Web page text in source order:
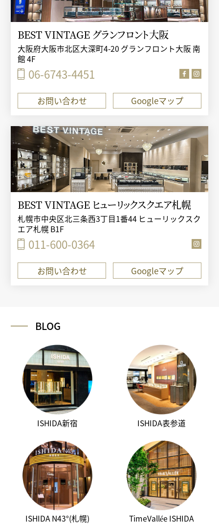
BEST VINTAGE グランフロント大阪
大阪府大阪市北区大深町4-20 グランフロント大阪 南
館 4F
06-6743-4451
お問い合わせ Googleマップ
BEST VINTAGE ヒューリックスクエア札幌
札幌市中央区北三条西3丁目1番44 ヒューリックスク
エア札幌 B1F
011-600-0364
お問い合わせ Googleマップ
BLOG
ISHIDA新宿 ISHIDA表参道
ISHIDA N43°(札幌)
TimeVallée ISHIDA